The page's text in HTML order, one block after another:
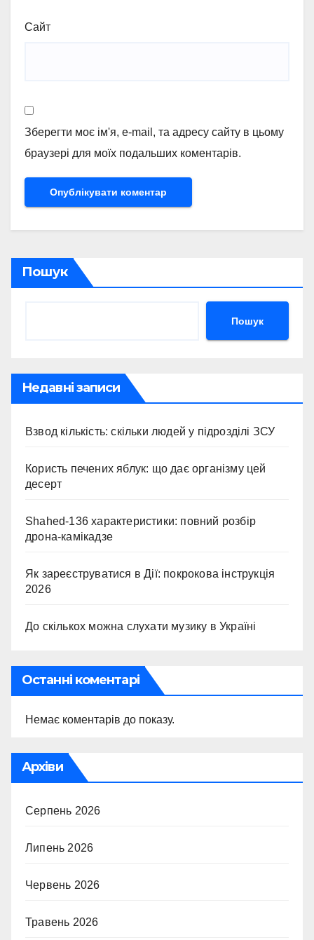
Сайт
Зберегти моє ім'я, e-mail, та адресу сайту в цьому
браузері для моїх подальших коментарів.
Пошук
Пошук
Недавні записи
Взвод кількість: скільки людей у підрозділі ЗСУ
Користь печених яблук: що дає організму цей
десерт
Shahed-136 характеристики: повний розбір
дрона-камікадзе
Як зареєструватися в Дії: покрокова інструкція
2026
До скількох можна слухати музику в Україні
Останні коментарі
Немає коментарів до показу.
Архіви
Серпень 2026
Липень 2026
Червень 2026
Травень 2026